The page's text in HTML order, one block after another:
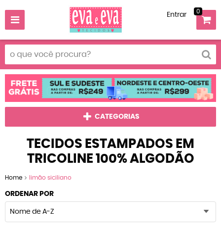
Entrar 0
CATEGORIAS
TECIDOS ESTAMPADOS EM
TRICOLINE 100% ALGODÃO
Home limão siciliano
ORDENAR POR
Nome de A-Z